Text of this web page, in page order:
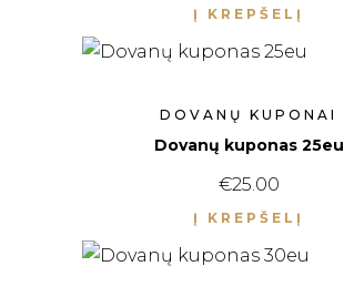
Į KREPŠELĮ
DOVANŲ KUPONAI
Dovanų kuponas 25eu
€25.00
Į KREPŠELĮ